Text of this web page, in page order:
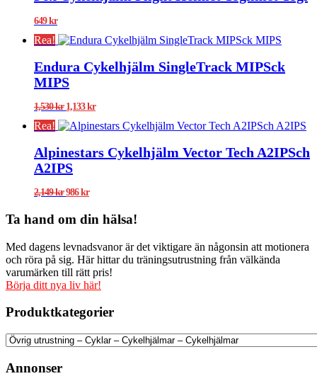
649kr
Rea!
Endura Cykelhjälm SingleTrack MIPSck
MIPS
1,530kr Det
ursprungliga
priset
1,530 kr.
1,133krDet
priset
1,133 kr.
Rea!
Alpinestars Cykelhjälm Vector Tech A2IPSch
A2IPS
2,149kr Det
priset
var:
986krDet
priset
är:
Ta hand om din hälsa!
Med dagens levnadsvanor är det viktigare än någonsin att motionera
och röra på sig. Här hittar du träningsutrustning från välkända
varumärken till rätt pris!
Börja ditt nya liv här!
Produktkategorier
Annonser